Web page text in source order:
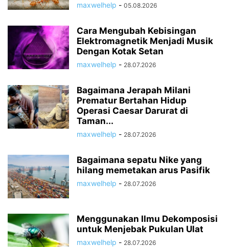
maxwelhelp - 05.08.2026
Cara Mengubah Kebisingan
Elektromagnetik Menjadi Musik
Dengan Kotak Setan
maxwelhelp - 28.07.2026
Bagaimana Jerapah Milani
Prematur Bertahan Hidup
Operasi Caesar Darurat di
Taman...
maxwelhelp - 28.07.2026
Bagaimana sepatu Nike yang
hilang memetakan arus Pasifik
maxwelhelp - 28.07.2026
Menggunakan Ilmu Dekomposisi
untuk Menjebak Pukulan Ulat
maxwelhelp - 28.07.2026